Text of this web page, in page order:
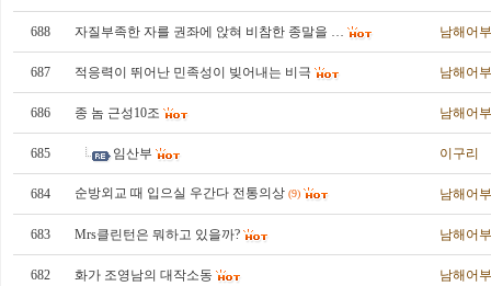
688 자질부족한 자를 권좌에 앉혀 비참한 종말을 … 남해어부
687 적응력이 뛰어난 민족성이 빚어내는 비극 남해어부
686 종 놈 근성10조 남해어부
685 임산부 이구리
684 순방외교 때 입으실 우간다 전통의상 (9) 남해어부
683 Mrs클린턴은 뭐하고 있을까? 남해어부
682 화가 조영남의 대작소동 남해어부